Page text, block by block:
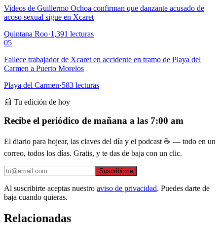
Videos de Guillermo Ochoa confirman que danzante acusado de
acoso sexual sigue en Xcaret
Quintana Roo·1,391 lecturas
05
Fallece trabajador de Xcaret en accidente en tramo de Playa del
Carmen a Puerto Morelos
Playa del Carmen·583 lecturas
📰 Tu edición de hoy
Recibe el periódico de mañana a las 7:00 am
El diario para hojear, las claves del día y el podcast ☕ — todo en un
correo, todos los días. Gratis, y te das de baja con un clic.
Suscribirme
Al suscribirte aceptas nuestro aviso de privacidad. Puedes darte de
baja cuando quieras.
Relacionadas